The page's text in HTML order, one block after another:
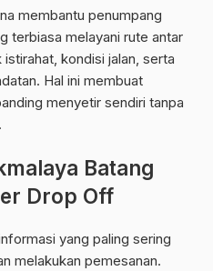
membantu penumpang
terbiasa melayani rute antar
kondisi jalan, serta
Hal ini membuat
menyetir sendiri tanpa
Batang
Drop Off
yang paling sering
melakukan pemesanan.